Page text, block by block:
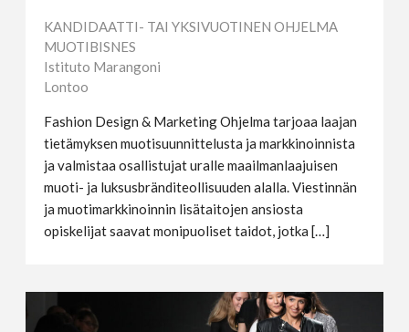
KANDIDAATTI- TAI YKSIVUOTINEN OHJELMA
MUOTIBISNES
Istituto Marangoni
Lontoo
Fashion Design & Marketing Ohjelma tarjoaa laajan
tietämyksen muotisuunnittelusta ja markkinoinnista
ja valmistaa osallistujat uralle maailmanlaajuisen
muoti- ja luksusbränditeollisuuden alalla. Viestinnän
ja muotimarkkinoinnin lisätaitojen ansiosta
opiskelijat saavat monipuoliset taidot, jotka […]